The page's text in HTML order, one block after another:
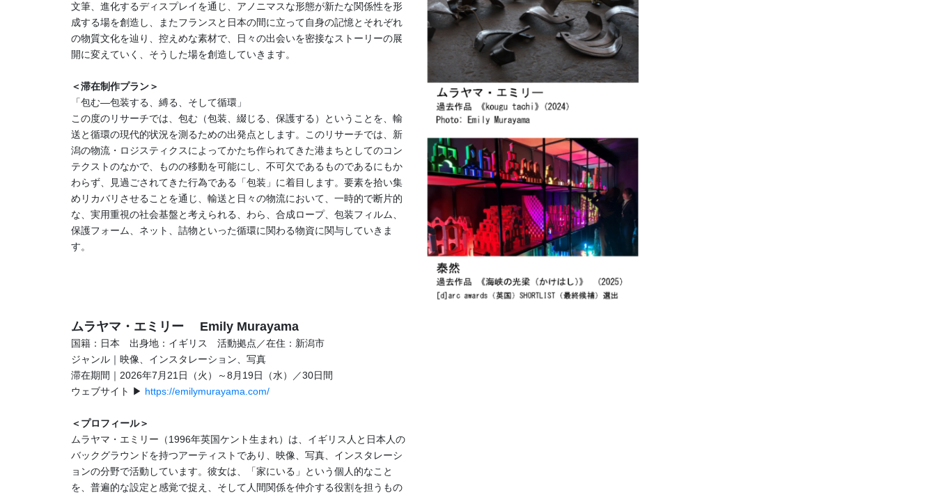
文筆、進化するディスプレイを通じ、アノニマスな形態が新たな関係性を形
成する場を創造し、またフランスと日本の間に立って自身の記憶とそれぞれ
の物質文化を辿り、控えめな素材で、日々の出会いを密接なストーリーの展
開に変えていく、そうした場を創造していきます。
＜滞在制作プラン＞
「包む―包装する、縛る、そして循環」
この度のリサーチでは、包む（包装、綴じる、保護する）ということを、輸
送と循環の現代的状況を測るための出発点とします。このリサーチでは、新
潟の物流・ロジスティクスによってかたち作られてきた港まちとしてのコン
テクストのなかで、ものの移動を可能にし、不可欠であるものであるにもか
わらず、見過ごされてきた行為である「包装」に着目します。要素を拾い集
めリカバリさせることを通じ、輸送と日々の物流において、一時的で断片的
な、実用重視の社会基盤と考えられる、わら、合成ロープ、包装フィルム、
保護フォーム、ネット、詰物といった循環に関わる物資に関与していきま
す。
ムラヤマ・エミリー Emily Murayama
国籍：日本 出身地：イギリス 活動拠点／在住：新潟市
ジャンル｜映像、インスタレーション、写真
滞在期間｜2026年7月21日（火）～8月19日（水）／30日間
ウェブサイト ▶ https://emilymurayama.com/
＜プロフィール＞
ムラヤマ・エミリー（1996年英国ケント生まれ）は、イギリス人と日本人の
バックグラウンドを持つアーティストであり、映像、写真、インスタレーシ
ョンの分野で活動しています。彼女は、「家にいる」という個人的なこと
を、普遍的な設定と感覚で捉え、そして人間関係を仲介する役割を担うもの